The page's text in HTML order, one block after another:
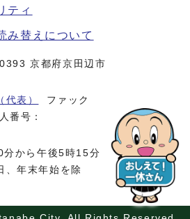
ティ
み替えについて
京都府京田辺市
表）
ファック
番号：
分から午後5時15分
、年末年始を除